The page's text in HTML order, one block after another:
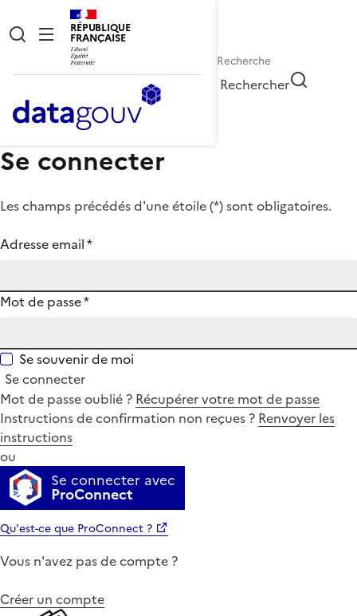
RÉPUBLIQUE
FRANÇAISE
Rechercher
Se connecter
Les champs précédés d'une étoile (*) sont obligatoires.
Adresse email*
Mot de passe*
Se souvenir de moi
Se connecter
Mot de passe oublié ? Récupérer votre mot de passe
Instructions de confirmation non reçues ? Renvoyer les
instructions
ou
Se connecter avec
ProConnect
Qu'est-ce que ProConnect ?
Vous n'avez pas de compte ?
Créer un compte